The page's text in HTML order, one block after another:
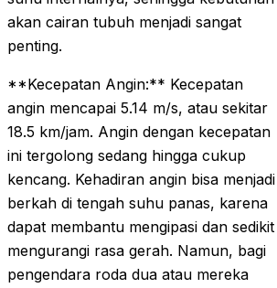
akan cairan tubuh menjadi sangat
penting.
**Kecepatan Angin:** Kecepatan
angin mencapai 5.14 m/s, atau sekitar
18.5 km/jam. Angin dengan kecepatan
ini tergolong sedang hingga cukup
kencang. Kehadiran angin bisa menjadi
berkah di tengah suhu panas, karena
dapat membantu mengipasi dan sedikit
mengurangi rasa gerah. Namun, bagi
pengendara roda dua atau mereka